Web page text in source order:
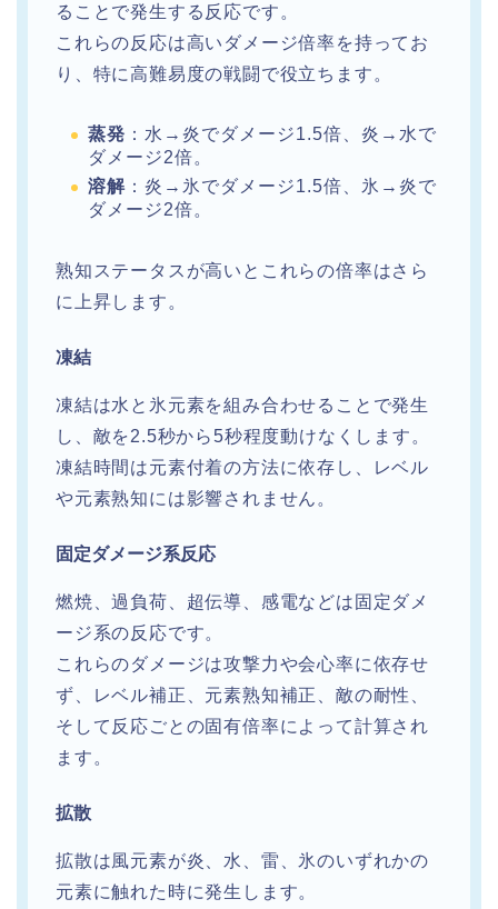
ることで発生する反応です。
これらの反応は高いダメージ倍率を持ってお
り、特に高難易度の戦闘で役立ちます。
蒸発 ：水→炎でダメージ1.5倍、炎→水で
ダメージ2倍。
溶解 ：炎→氷でダメージ1.5倍、氷→炎で
ダメージ2倍。
熟知ステータスが高いとこれらの倍率はさら
に上昇します。
凍結
凍結は水と氷元素を組み合わせることで発生
し、敵を2.5秒から5秒程度動けなくします。
凍結時間は元素付着の方法に依存し、レベル
や元素熟知には影響されません。
固定ダメージ系反応
燃焼、過負荷、超伝導、感電などは固定ダメ
ージ系の反応です。
これらのダメージは攻撃力や会心率に依存せ
ず、レベル補正、元素熟知補正、敵の耐性、
そして反応ごとの固有倍率によって計算され
ます。
拡散
拡散は風元素が炎、水、雷、氷のいずれかの
元素に触れた時に発生します。